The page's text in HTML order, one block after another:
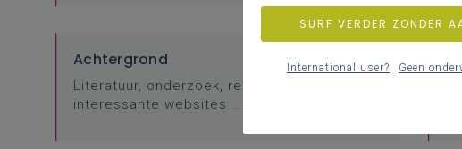
Achtergrond
Literatuur, onderzoek, regelgeving,
interessante websites …
SURF VERDER ZONDER
International user? Geen